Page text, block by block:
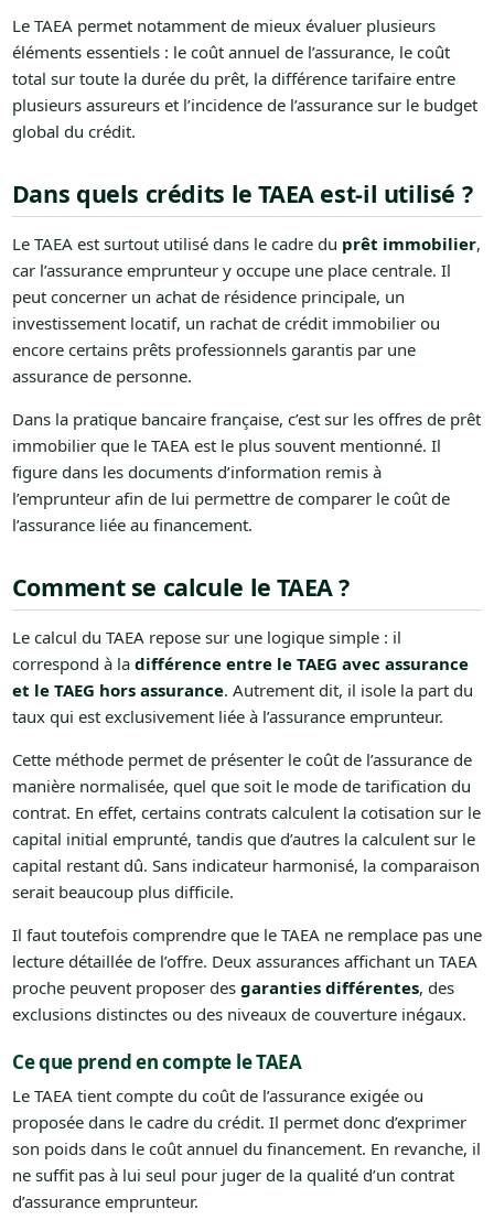
Le TAEA permet notamment de mieux évaluer plusieurs
éléments essentiels : le coût annuel de l’assurance, le coût
total sur toute la durée du prêt, la différence tarifaire entre
plusieurs assureurs et l’incidence de l’assurance sur le budget
global du crédit.
Dans quels crédits le TAEA est-il utilisé ?
Le TAEA est surtout utilisé dans le cadre du prêt immobilier,
car l’assurance emprunteur y occupe une place centrale. Il
peut concerner un achat de résidence principale, un
investissement locatif, un rachat de crédit immobilier ou
encore certains prêts professionnels garantis par une
assurance de personne.
Dans la pratique bancaire française, c’est sur les offres de prêt
immobilier que le TAEA est le plus souvent mentionné. Il
figure dans les documents d’information remis à
l’emprunteur afin de lui permettre de comparer le coût de
l’assurance liée au financement.
Comment se calcule le TAEA ?
Le calcul du TAEA repose sur une logique simple : il
correspond à la différence entre le TAEG avec assurance
et le TAEG hors assurance. Autrement dit, il isole la part du
taux qui est exclusivement liée à l’assurance emprunteur.
Cette méthode permet de présenter le coût de l’assurance de
manière normalisée, quel que soit le mode de tarification du
contrat. En effet, certains contrats calculent la cotisation sur le
capital initial emprunté, tandis que d’autres la calculent sur le
capital restant dû. Sans indicateur harmonisé, la comparaison
serait beaucoup plus difficile.
Il faut toutefois comprendre que le TAEA ne remplace pas une
lecture détaillée de l’offre. Deux assurances affichant un TAEA
proche peuvent proposer des garanties différentes, des
exclusions distinctes ou des niveaux de couverture inégaux.
Ce que prend en compte le TAEA
Le TAEA tient compte du coût de l’assurance exigée ou
proposée dans le cadre du crédit. Il permet donc d’exprimer
son poids dans le coût annuel du financement. En revanche, il
ne suffit pas à lui seul pour juger de la qualité d’un contrat
d’assurance emprunteur.